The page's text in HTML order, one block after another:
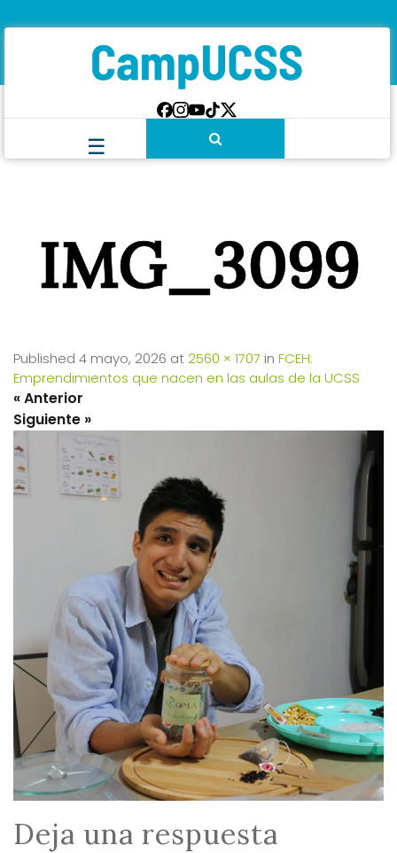
IMG_3099
Published 4 mayo, 2026 at2560 × 1707 in FCEH:
Emprendimientos que nacen en las aulas de la UCSS
Deja una respuesta